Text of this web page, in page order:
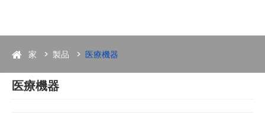
家 製品 医療機器
医療機器